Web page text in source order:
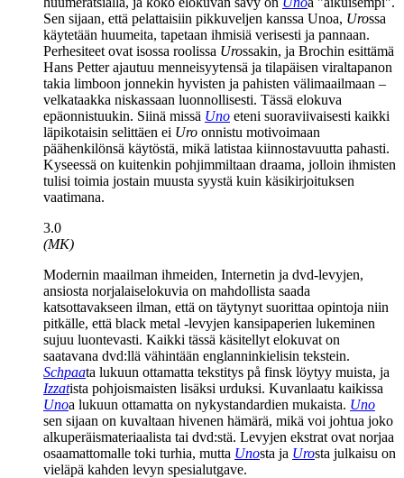
Sen sijaan, että pelattaisiin pikkuveljen kanssa Unoa, Urossa
käytetään huumeita, tapetaan ihmisiä verisesti ja pannaan.
Perhesiteet ovat isossa roolissa Urossakin, ja Brochin esittämä
Hans Petter ajautuu menneisyytensä ja tilapäisen viraltapanon
takia limboon jonnekin hyvisten ja pahisten välimaailmaan –
velkataakka niskassaan luonnollisesti. Tässä elokuva
epäonnistuukin. Siinä missä Uno eteni suoraviivaisesti kaikki
läpikotaisin selittäen ei Uro onnistu motivoimaan
päähenkilönsä käytöstä, mikä latistaa kiinnostavuutta pahasti.
Kyseessä on kuitenkin pohjimmiltaan draama, jolloin ihmisten
tulisi toimia jostain muusta syystä kuin käsikirjoituksen
vaatimana.
3.0
(MK)
Modernin maailman ihmeiden, Internetin ja dvd‑levyjen,
ansiosta norjalaiselokuvia on mahdollista saada
katsottavakseen ilman, että on täytynyt suorittaa opintoja niin
pitkälle, että black metal ‑levyjen kansipaperien lukeminen
sujuu luontevasti. Kaikki tässä käsitellyt elokuvat on
saatavana dvd:llä vähintään englanninkielisin tekstein.
Schpaata lukuun ottamatta tekstitys på finsk löytyy muista, ja
Izzatista pohjoismaisten lisäksi urduksi. Kuvanlaatu kaikissa
Unoa lukuun ottamatta on nykystandardien mukaista. Uno
sen sijaan on kuvaltaan hivenen hämärä, mikä voi johtua joko
alkuperäismateriaalista tai dvd:stä. Levyjen ekstrat ovat norjaa
osaamattomalle toki turhia, mutta Unosta ja Urosta julkaisu on
vieläpä kahden levyn spesialutgave.